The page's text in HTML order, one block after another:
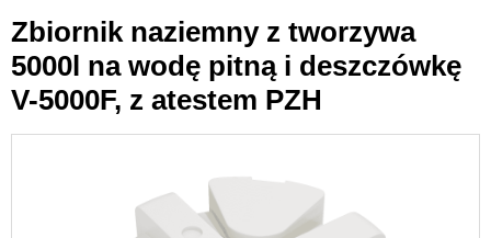
Zbiornik naziemny z tworzywa
5000l na wodę pitną i deszczówkę
V-5000F, z atestem PZH